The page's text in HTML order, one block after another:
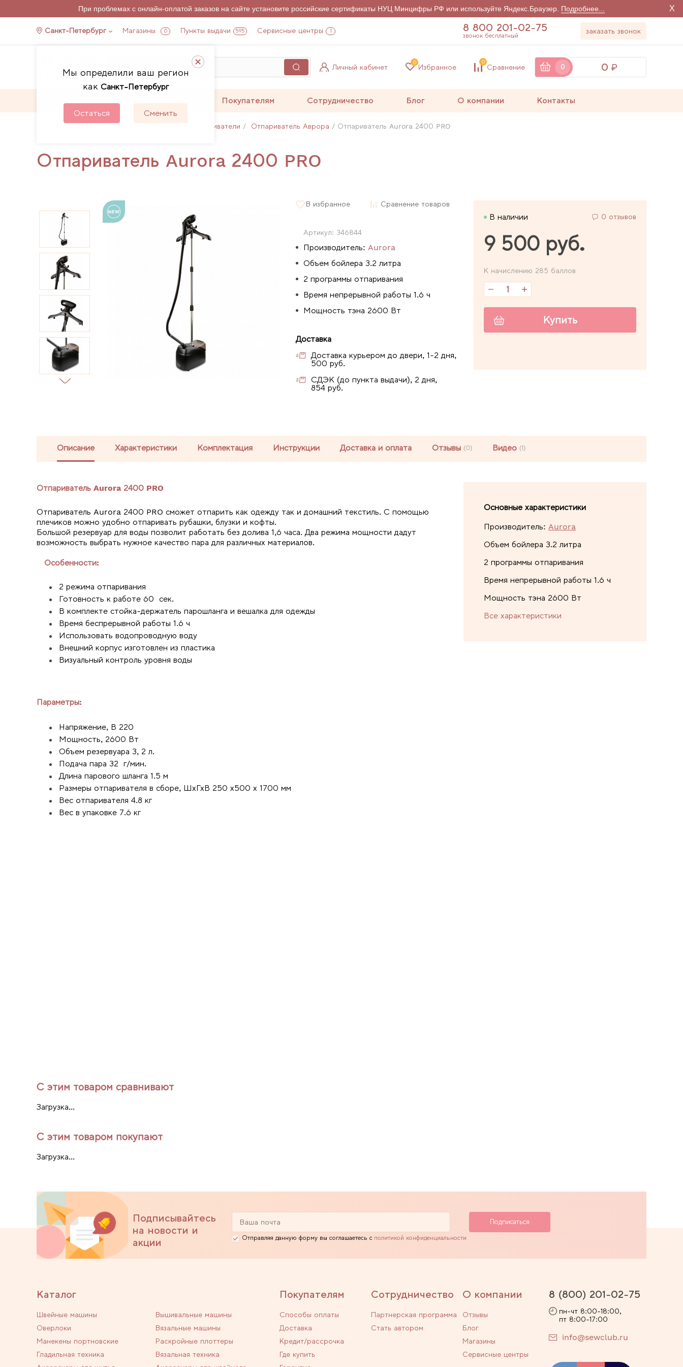
При проблемах с онлайн-оплатой заказов на сайте установите российские сертификаты НУЦ Минцифры РФ или используйте Яндекс.Браузер. Подробнее... X
Санкт-Петербург Магазины 0 Пункты выдачи 595 Сервисные центры 1
Мы определили ваш регион
как Санкт-Петербург
Остаться Сменить
8 800 201-02-75
звонок бесплатный
заказать звонок
Личный кабинет Избранное
0
Сравнение
0
0 0
Покупателям Сотрудничество Блог О компании Контакты
Каталог Гладильная техника Отпариватели Отпариватель Аврора Отпариватель Aurora 2400 PRO
Отпариватель Aurora 2400 PRO
В избранное Сравнение товаров
Артикул: 346844
Производитель: Aurora
Объем бойлера 3.2 литра
2 программы отпаривания
Время непрерывной работы 1.6 ч
Мощность тэна 2600 Вт
Доставка
Доставка курьером до двери, 1-2 дня,
500 руб.
СДЭК (до пункта выдачи), 2 дня,
854 руб.
В наличии 0 отзывов
9 500 руб.
К начислению 285 баллов
Купить
Описание Характеристики Комплектация Инструкции Доставка и оплата Отзывы (0) Видео (1)
Отпариватель Aurora 2400 PRO
Отпариватель Aurora 2400 PRO сможет отпарить как одежду так и домашний текстиль. С помощью
плечиков можно удобно отпаривать рубашки, блузки и кофты.
Большой резервуар для воды позволит работать без долива 1,6 часа. Два режима мощности дадут
возможность выбрать нужное качество пара для различных материалов.
Особенности:
2 режима отпаривания
Готовность к работе 60 сек.
В комплекте стойка-держатель парошланга и вешалка для одежды
Время беспрерывной работы 1.6 ч
Использовать водопроводную воду
Внешний корпус изготовлен из пластика
Визуальный контроль уровня воды
Параметры:
Напряжение, В 220
Мощность, 2600 Вт
Объем резервуара 3, 2 л.
Подача пара 32 г/мин.
Длина парового шланга 1.5 м
Размеры отпаривателя в сборе, ШхГхВ 250 х500 х 1700 мм
Вес отпаривателя 4.8 кг
Вес в упаковке 7.6 кг
Основные характеристики
Производитель: Aurora
Объем бойлера 3.2 литра
2 программы отпаривания
Время непрерывной работы 1.6 ч
Мощность тэна 2600 Вт
Все характеристики
С этим товаром сравнивают
Загрузка...
С этим товаром покупают
Загрузка...
Подписывайтесь
на новости и
акции
Отправляя данную форму вы соглашаетесь с политикой конфиденциальности
Каталог
Швейные машины
Вышивальные машины
Оверлоки
Вязальные машины
Манекены портновские
Раскройные плоттеры
Гладильная техника
Вязальная техника
Покупателям
Способы оплаты
Доставка
Кредит/рассрочка
Где купить
Сотрудничество
Партнерская программа
Стать автором
О компании
Отзывы
Блог
Магазины
Сервисные центры
8 (800) 201-02-75
пн-чт 8:00-18:00,
пт 8:00-17:00
info@sewclub.ru